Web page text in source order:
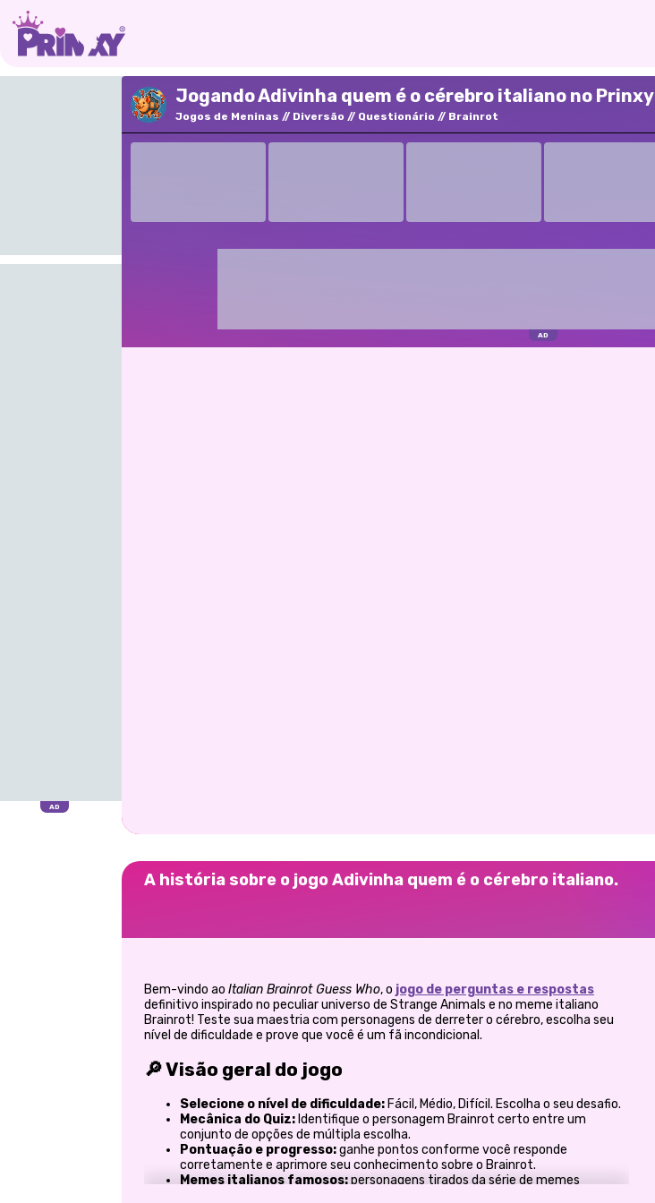
Jogando Adivinha quem é o cérebro italiano no Prinxy
Jogos de Meninas Diversão Questionário Brainrot
A história sobre o jogo Adivinha quem é o cérebro italiano.
Bem-vindo ao Italian Brainrot Guess Who, o jogo de perguntas e respostas
definitivo inspirado no peculiar universo de Strange Animals e no meme italiano
Brainrot! Teste sua maestria com personagens de derreter o cérebro, escolha seu
nível de dificuldade e prove que você é um fã incondicional.
🔎 Visão geral do jogo
Selecione o nível de dificuldade: Fácil, Médio, Difícil. Escolha o seu desafio.
Mecânica do Quiz: Identifique o personagem Brainrot certo entre um
conjunto de opções de múltipla escolha.
Pontuação e progresso:ganhe pontos conforme você responde
corretamente e aprimore seu conhecimento sobre o Brainrot.
Memes italianos famosos:personagens tirados da série de memes